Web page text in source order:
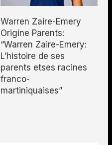
Warren Zaire-Emery
Origine Parents:
“Warren Zaire-Emery:
L’histoire de ses
parents etses racines
franco-
martiniquaises”